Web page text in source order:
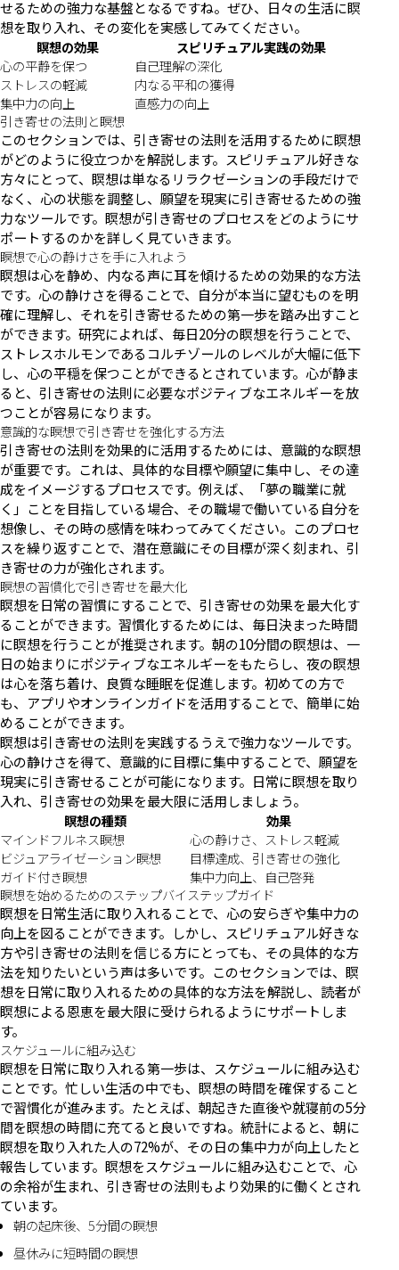
せるための強力な基盤となるですね。ぜひ、日々の生活に瞑
想を取り入れ、その変化を実感してみてください。
瞑想の効果
スピリチュアル実践の効果
心の平静を保つ
自己理解の深化
ストレスの軽減
内なる平和の獲得
集中力の向上
直感力の向上
引き寄せの法則と瞑想
このセクションでは、引き寄せの法則を活用するために瞑想
がどのように役立つかを解説します。スピリチュアル好きな
方々にとって、瞑想は単なるリラクゼーションの手段だけで
なく、心の状態を調整し、願望を現実に引き寄せるための強
力なツールです。瞑想が引き寄せのプロセスをどのようにサ
ポートするのかを詳しく見ていきます。
瞑想で心の静けさを手に入れよう
瞑想は心を静め、内なる声に耳を傾けるための効果的な方法
です。心の静けさを得ることで、自分が本当に望むものを明
確に理解し、それを引き寄せるための第一歩を踏み出すこと
ができます。研究によれば、毎日20分の瞑想を行うことで、
ストレスホルモンであるコルチゾールのレベルが大幅に低下
し、心の平穏を保つことができるとされています。心が静ま
ると、引き寄せの法則に必要なポジティブなエネルギーを放
つことが容易になります。
意識的な瞑想で引き寄せを強化する方法
引き寄せの法則を効果的に活用するためには、意識的な瞑想
が重要です。これは、具体的な目標や願望に集中し、その達
成をイメージするプロセスです。例えば、「夢の職業に就
く」ことを目指している場合、その職場で働いている自分を
想像し、その時の感情を味わってみてください。このプロセ
スを繰り返すことで、潜在意識にその目標が深く刻まれ、引
き寄せの力が強化されます。
瞑想の習慣化で引き寄せを最大化
瞑想を日常の習慣にすることで、引き寄せの効果を最大化す
ることができます。習慣化するためには、毎日決まった時間
に瞑想を行うことが推奨されます。朝の10分間の瞑想は、一
日の始まりにポジティブなエネルギーをもたらし、夜の瞑想
は心を落ち着け、良質な睡眠を促進します。初めての方で
も、アプリやオンラインガイドを活用することで、簡単に始
めることができます。
瞑想は引き寄せの法則を実践するうえで強力なツールです。
心の静けさを得て、意識的に目標に集中することで、願望を
現実に引き寄せることが可能になります。日常に瞑想を取り
入れ、引き寄せの効果を最大限に活用しましょう。
瞑想の種類
効果
マインドフルネス瞑想
心の静けさ、ストレス軽減
ビジュアライゼーション瞑想
目標達成、引き寄せの強化
ガイド付き瞑想
集中力向上、自己啓発
瞑想を始めるためのステップバイステップガイド
瞑想を日常生活に取り入れることで、心の安らぎや集中力の
向上を図ることができます。しかし、スピリチュアル好きな
方や引き寄せの法則を信じる方にとっても、その具体的な方
法を知りたいという声は多いです。このセクションでは、瞑
想を日常に取り入れるための具体的な方法を解説し、読者が
瞑想による恩恵を最大限に受けられるようにサポートしま
す。
スケジュールに組み込む
瞑想を日常に取り入れる第一歩は、スケジュールに組み込む
ことです。忙しい生活の中でも、瞑想の時間を確保すること
で習慣化が進みます。たとえば、朝起きた直後や就寝前の5分
間を瞑想の時間に充てると良いですね。統計によると、朝に
瞑想を取り入れた人の72%が、その日の集中力が向上したと
報告しています。瞑想をスケジュールに組み込むことで、心
の余裕が生まれ、引き寄せの法則もより効果的に働くとされ
ています。
朝の起床後、5分間の瞑想
昼休みに短時間の瞑想